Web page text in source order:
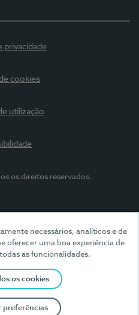
necessários, analíticos e de
oferecer uma boa experiência de
as funcionalidades.
os cookies
preferências
privacidade
cookies
utilização
os direitos reservados.